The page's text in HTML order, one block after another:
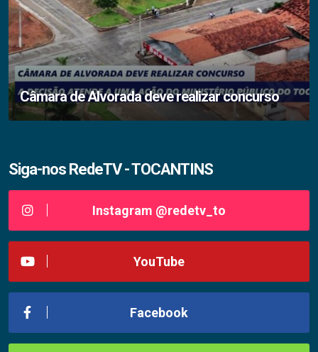
Câmara de Alvorada deve realizar concurso
Siga-nos RedeTV - TOCANTINS
Instagram @redetv_to
YouTube
Facebook